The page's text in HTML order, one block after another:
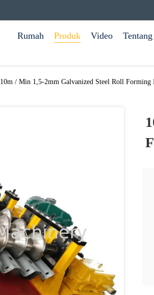
Rumah Produk Video
10m / Min 1,5-2mm Galvanized Steel Roll Forming